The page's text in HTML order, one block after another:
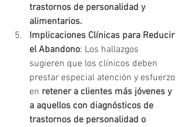
trastornos de personalidad y
alimentarios.
Implicaciones Clínicas para Reducir
el Abandono: Los hallazgos
sugieren que los clínicos deben
prestar especial atención y esfuerzo
en retener a clientes más jóvenes y
a aquellos con diagnósticos de
trastornos de personalidad o